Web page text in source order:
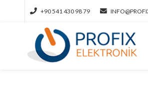
+90 541 430 98 79